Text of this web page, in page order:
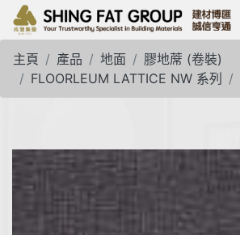
主頁 產品 地面
膠地蓆 (卷裝)
FLOORLEUM LATTICE NW 系列